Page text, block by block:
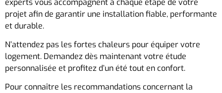
projet afin de garantir une installation fiable, performante
et durable.
N’attendez pas les fortes chaleurs pour équiper votre
logement. Demandez dès maintenant votre étude
personnalisée et profitez d’un été tout en confort.
Pour connaître les recommandations concernant la